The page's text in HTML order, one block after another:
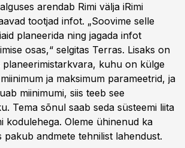
arendab Rimi välja iRimi
tootjad infot. „Soovime selle
planeerida ning jagada infot
osas,“ selgitas Terras. Lisaks on
planeerimistarkvara, kuhu on külge
ja maksimum parameetrid, ja
miinimumi, siis teeb see
Tema sõnul saab seda süsteemi liita
kodulehega. Oleme ühinenud ka
pakub andmete tehnilist lahendust.